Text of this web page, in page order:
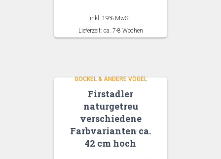
inkl. 19% MwSt.
Lieferzeit: ca. 7-8 Wochen
GOCKEL & ANDERE VÖGEL
Firstadler
naturgetreu
verschiedene
Farbvarianten ca.
42 cm hoch